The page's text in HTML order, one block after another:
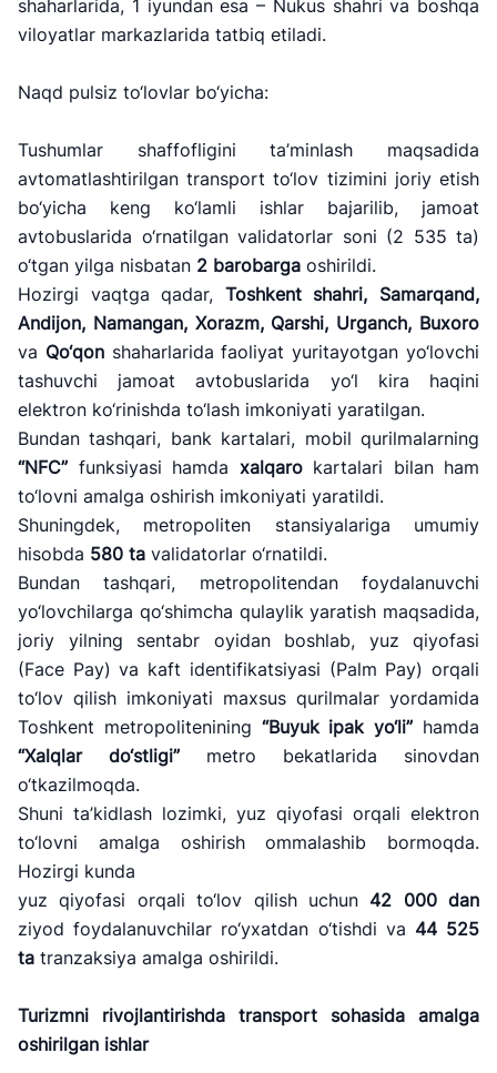
shaharlarida, 1 iyundan esa – Nukus shahri va boshqa
viloyatlar markazlarida tatbiq etiladi.
Naqd pulsiz to‘lovlar bo‘yicha:
Tushumlar shaffofligini ta’minlash maqsadida
avtomatlashtirilgan transport to‘lov tizimini joriy etish
bo‘yicha keng ko‘lamli ishlar bajarilib, jamoat
avtobuslarida o‘rnatilgan validatorlar soni (2 535 ta)
o‘tgan yilga nisbatan 2 barobarga oshirildi.
Hozirgi vaqtga qadar, Toshkent shahri, Samarqand,
Andijon, Namangan, Xorazm, Qarshi, Urganch, Buxoro
va Qo‘qon shaharlarida faoliyat yuritayotgan yo‘lovchi
tashuvchi jamoat avtobuslarida yo‘l kira haqini
elektron ko‘rinishda to‘lash imkoniyati yaratilgan.
Bundan tashqari, bank kartalari, mobil qurilmalarning
“NFC” funksiyasi hamda xalqaro kartalari bilan ham
to‘lovni amalga oshirish imkoniyati yaratildi.
Shuningdek, metropoliten stansiyalariga umumiy
hisobda 580 ta validatorlar o‘rnatildi.
Bundan tashqari, metropolitendan foydalanuvchi
yo‘lovchilarga qo‘shimcha qulaylik yaratish maqsadida,
joriy yilning sentabr oyidan boshlab, yuz qiyofasi
(Face Pay) va kaft identifikatsiyasi (Palm Pay) orqali
to‘lov qilish imkoniyati maxsus qurilmalar yordamida
Toshkent metropolitenining “Buyuk ipak yo‘li” hamda
“Xalqlar do‘stligi” metro bekatlarida sinovdan
o‘tkazilmoqda.
Shuni ta’kidlash lozimki, yuz qiyofasi orqali elektron
to‘lovni amalga oshirish ommalashib bormoqda.
Hozirgi kunda
yuz qiyofasi orqali to‘lov qilish uchun 42 000 dan
ziyod foydalanuvchilar ro‘yxatdan o‘tishdi va 44 525
ta tranzaksiya amalga oshirildi.
Turizmni rivojlantirishda transport sohasida amalga
oshirilgan ishlar